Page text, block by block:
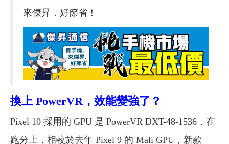
來傑昇．好節省！
換上 PowerVR，效能變強了？
Pixel 10 採用的 GPU 是 PowerVR DXT-48-1536，在
跑分上，相較於去年 Pixel 9 的 Mali GPU，新款